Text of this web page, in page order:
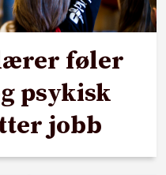
føler
psykisk
jobb